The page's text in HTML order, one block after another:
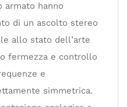
armato hanno
di un ascolto stereo
allo stato dell’arte
fermezza e controllo
e
simmetrica.